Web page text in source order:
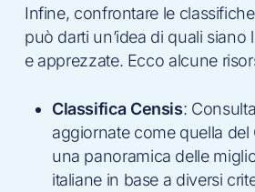
Infine, confrontare le
può darti un’idea di quali
e apprezzate. Ecco alcune
Classifica Censis:
aggiornate come quella del
una panoramica delle
italiane in base a diversi